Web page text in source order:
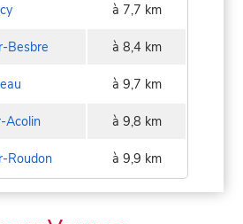
à 7,7 km
Besbre à 8,4 km
à 9,7 km
Acolin à 9,8 km
Roudon à 9,9 km